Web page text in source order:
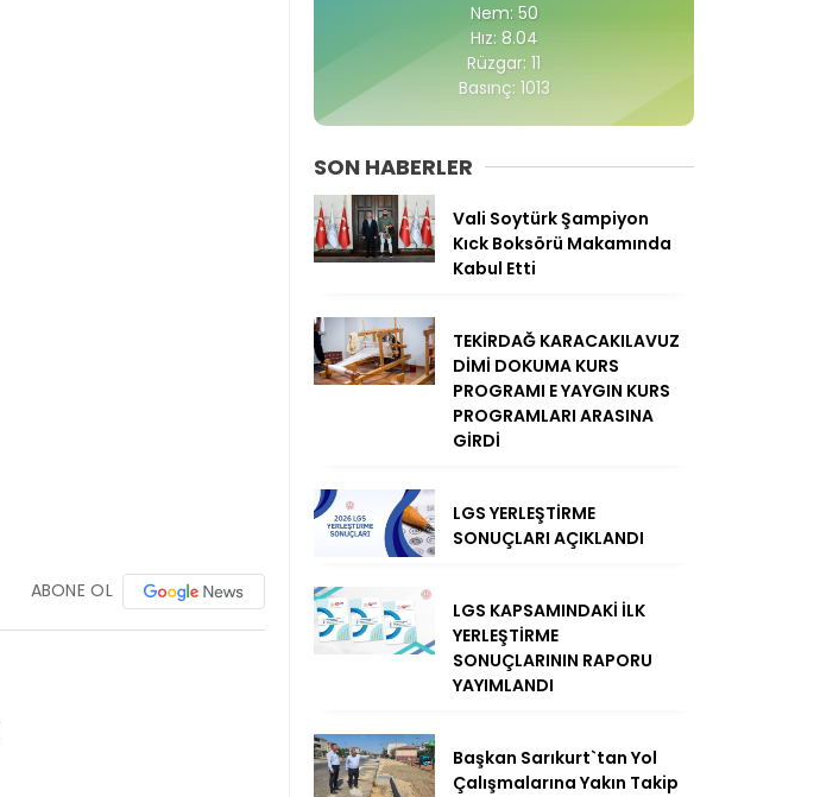
ABONE OL
Nem: 50
Hız: 8.04
Rüzgar: 11
Basınç: 1013
SON HABERLER
Vali Soytürk Şampiyon
Kıck Boksörü Makamında
Kabul Etti
TEKİRDAĞ KARACAKILAVUZ
DİMİ DOKUMA KURS
PROGRAMI E YAYGIN KURS
PROGRAMLARI ARASINA
GİRDİ
LGS YERLEŞTİRME
SONUÇLARI AÇIKLANDI
LGS KAPSAMINDAKİ İLK
YERLEŞTİRME
SONUÇLARININ RAPORU
YAYIMLANDI
Başkan Sarıkurt`tan Yol
Çalışmalarına Yakın Takip